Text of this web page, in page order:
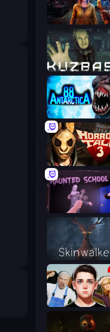
Kuzbass Horror
Antarctica 88
Haunted School 2
Skinwalker
Schoolboy Escape 2